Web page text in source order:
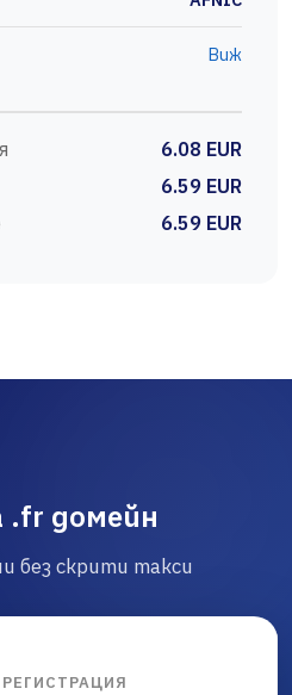
Виж
6.08 EUR
6.59 EUR
6.59 EUR
.fr домейн
без скрити такси